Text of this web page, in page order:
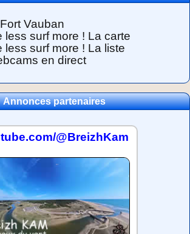
Vauban
less surf more ! La carte
less surf more ! La liste
en direct
Annonces partenaires
@BreizhKam